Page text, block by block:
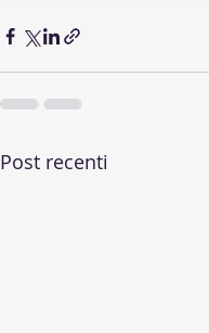
Post recenti